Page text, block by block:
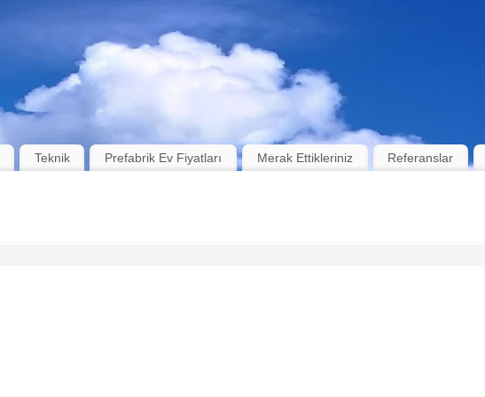
Teknik Prefabrik Ev Fiyatları Merak Ettikleriniz Referanslar